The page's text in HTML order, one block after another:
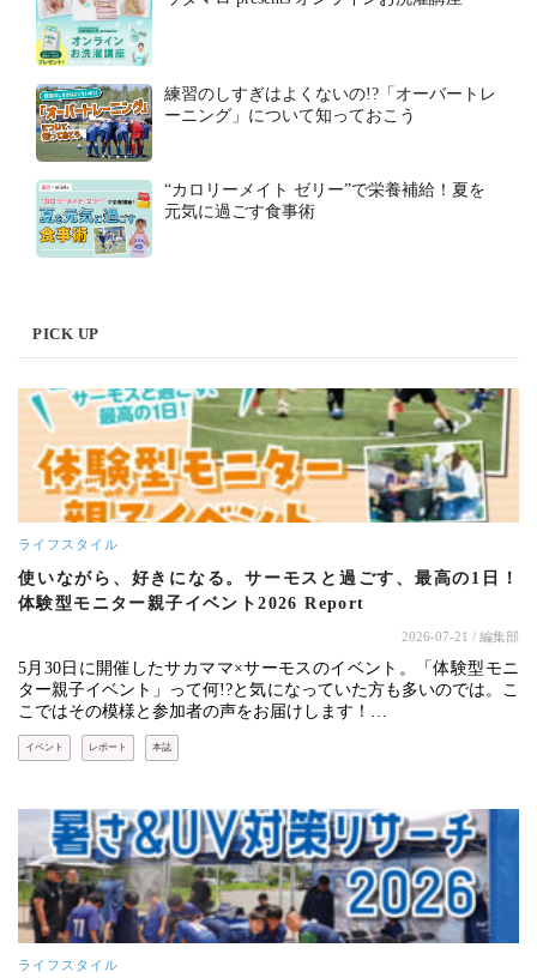
練習のしすぎはよくないの!?「オーバートレ
ーニング」について知っておこう
“カロリーメイト ゼリー”で栄養補給！夏を
元気に過ごす食事術
PICK UP
ライフスタイル
使いながら、好きになる。サーモスと過ごす、最高の1日！
体験型モニター親子イベント2026 Report
2026-07-21 / 編集部
5月30日に開催したサカママ×サーモスのイベント。「体験型モニ
ター親子イベント」って何!?と気になっていた方も多いのでは。こ
こではその模様と参加者の声をお届けします！…
イベント レポート 本誌
ライフスタイル